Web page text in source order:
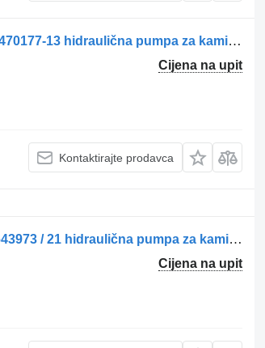
Pompa Hidraulică pentru Ventilator de Răcire Scania 470177-13 hidraulična pumpa za kamiona
Cijena na upit
Kontaktirajte prodavca
Pompa hidraulică pentru ventilator de răcire , cod 21643973 / 21 hidraulična pumpa za kamiona
Cijena na upit